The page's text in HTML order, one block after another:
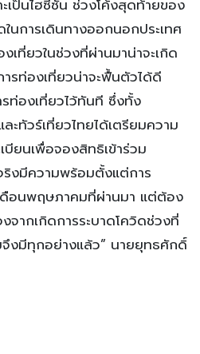
เป็นไฮซีซั่น ช่วงโค้งสุดท้ายของ
การเดินทางออกนอกประเทศ
ที่ยวในช่วงที่ผ่านมาน่าจะเกิด
รท่องเที่ยวน่าจะฟื้นตัวได้ดี
ท่องเที่ยวไว้ทันที ซึ่งทั้ง
ะทัวร์เที่ยวไทยได้เตรียมความ
บียนเพื่อจองสิทธิเข้าร่วม
ริงมีความพร้อมตั้งแต่การ
ดือนพฤษภาคมที่ผ่านมา แต่ต้อง
จากเกิดการระบาดโควิดช่วงที่
งมีทุกอย่างแล้ว” นายยุทธศักดิ์